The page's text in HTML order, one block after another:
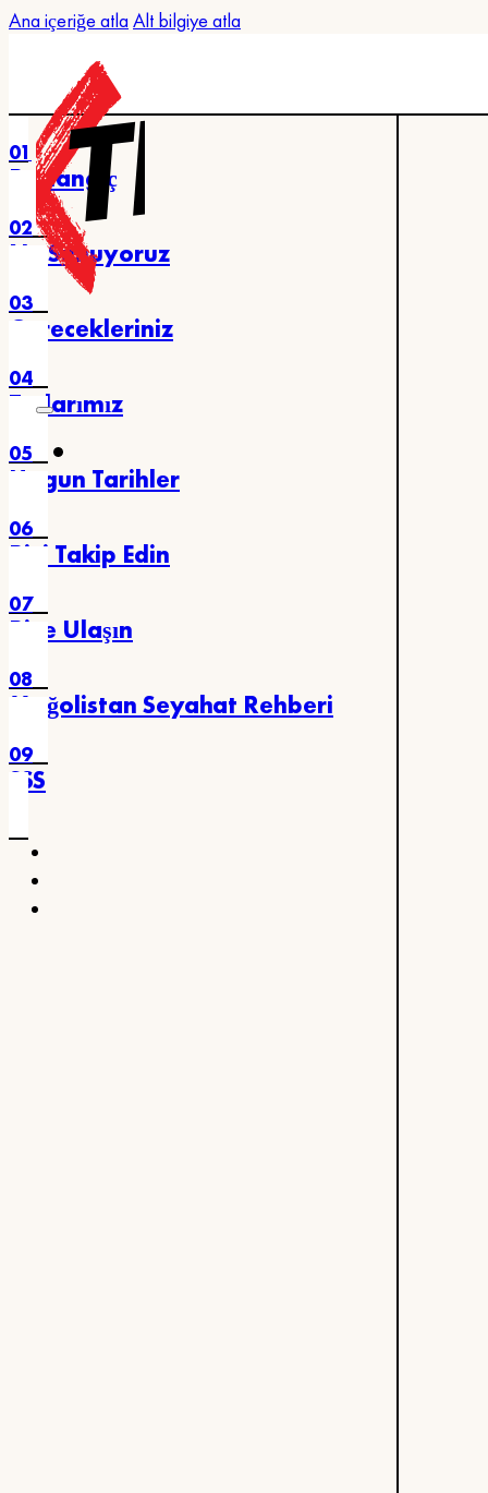
Ana içeriğe atla Alt bilgiye atla
01
Başlangıç
02
Ne Sunuyoruz
03
Görecekleriniz
04
Turlarımız
05
Uygun Tarihler
06
Bizi Takip Edin
07
Bize Ulaşın
08
Moğolistan Seyahat Rehberi
09
SSS